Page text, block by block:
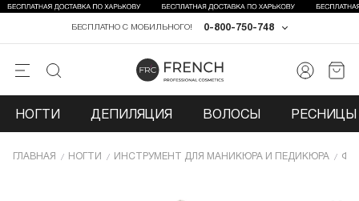
0-800-750-748
БЕСПЛАТНО С МОБИЛЬНОГО!
НОГТИ ДЕПИЛЯЦИЯ ВОЛОСЫ РЕСНИЦЫ
ГЛАВНАЯ НОГТИ ИНCТРУМЕНТ ДЛЯ МАНИКЮРА И ПЕДИКЮРА